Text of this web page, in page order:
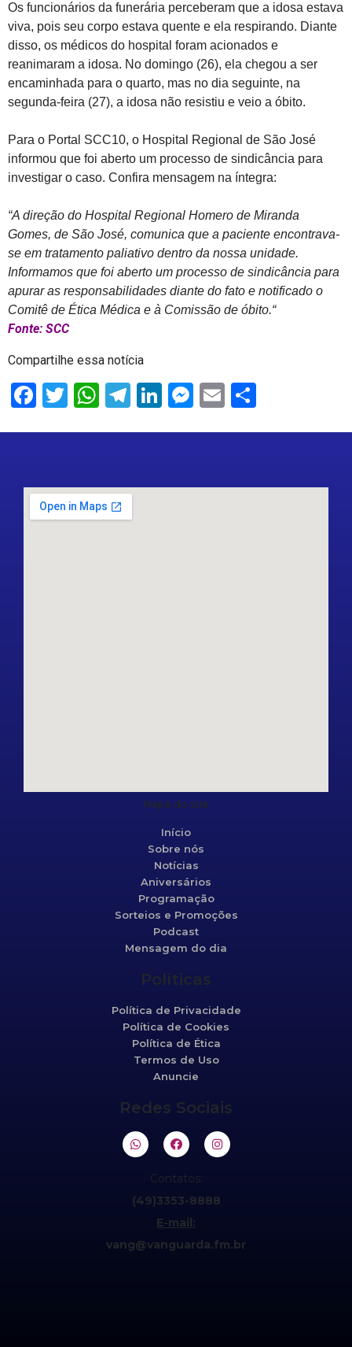
Os funcionários da funerária perceberam que a idosa estava
viva, pois seu corpo estava quente e ela respirando. Diante
disso, os médicos do hospital foram acionados e
reanimaram a idosa. No domingo (26), ela chegou a ser
encaminhada para o quarto, mas no dia seguinte, na
segunda-feira (27), a idosa não resistiu e veio a óbito.
Para o Portal SCC10, o Hospital Regional de São José
informou que foi aberto um processo de sindicância para
investigar o caso. Confira mensagem na íntegra:
“A direção do Hospital Regional Homero de Miranda
Gomes, de São José, comunica que a paciente encontrava-
se em tratamento paliativo dentro da nossa unidade.
Informamos que foi aberto um processo de sindicância para
apurar as responsabilidades diante do fato e notificado o
Comitê de Ética Médica e à Comissão de óbito.“
Fonte: SCC
Compartilhe essa notícia
Facebook
Twitter
WhatsApp
Telegram
LinkedIn
Messenger
Email
Mapa do site
Início
Sobre nós
Notícias
Aniversários
Programação
Sorteios e Promoções
Podcast
Mensagem do dia
Políticas
Política de Privacidade
Política de Cookies
Política de Ética
Termos de Uso
Anuncie
Redes Sociais
Contatos:
(49)3353-8888
E-mail:
vang@vanguarda.fm.br